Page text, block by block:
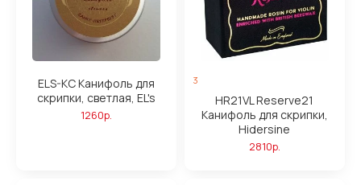
ELS-KС Канифоль для
скрипки, светлая, EL's
1260р.
3
HR21VL Reserve21
Канифоль для скрипки,
Hidersine
2810р.